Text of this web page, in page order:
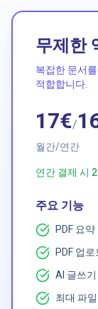
무제한
복잡한 문서
적합합니다.
17€/
월간/연간
연간 결제 시
주요 기능
PDF 요약
PDF 업로
AI 글쓰기
최대 파